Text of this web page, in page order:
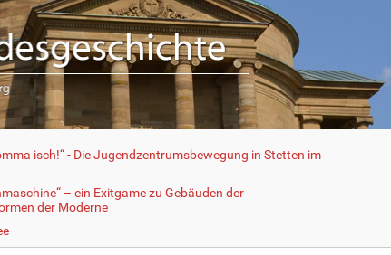
isch!“ - Die Jugendzentrumsbewegung in Stetten im
– ein Exitgame zu Gebäuden der
der Moderne